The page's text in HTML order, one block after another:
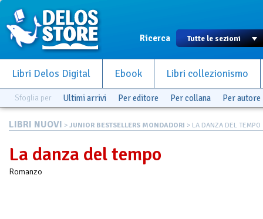
Ricerca
Libri Delos Digital Ebook Libri collezionismo
Sfoglia per Ultimi arrivi Per editore Per collana Per autore
LIBRI NUOVI > JUNIOR BESTSELLERS MONDADORI > LA DANZA DEL TEMPO
La danza del tempo
Romanzo